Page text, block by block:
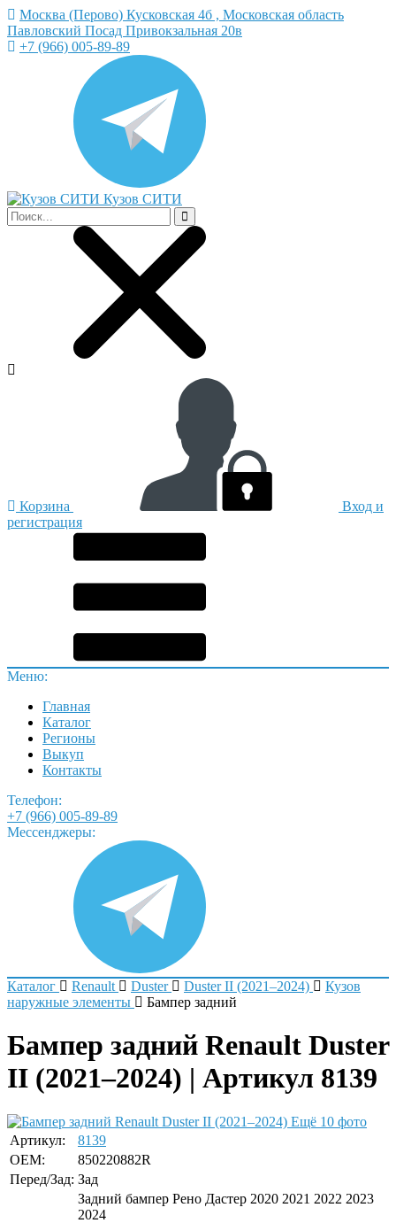
Москва (Перово) Кусковская 4б , Московская область
Павловский Посад Привокзальная 20в
+7 (966) 005-89-89
Кузов СИТИ
Корзина
Вход и
регистрация
Меню:
Главная
Каталог
Регионы
Выкуп
Контакты
Телефон:
+7 (966) 005-89-89
Мессенджеры:
Каталог Renault Duster Duster II (2021–2024)
Кузов
наружные элементы
Бампер задний
Бампер задний Renault Duster
II (2021–2024) | Артикул 8139
Ещё 10 фото
Артикул:
8139
OEM:
850220882R
Перед/Зад: Зад
Задний бампер Рено Дастер 2020 2021 2022 2023
2024